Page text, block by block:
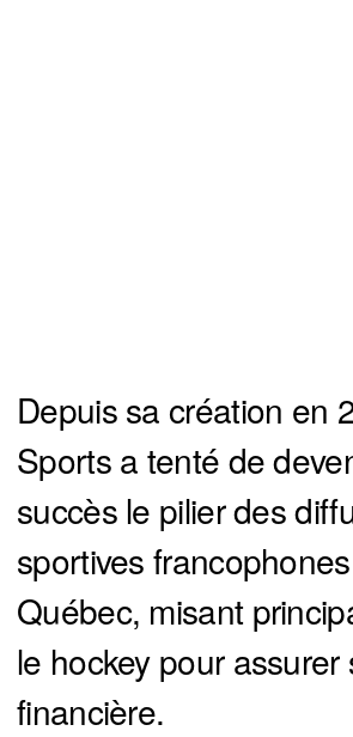
Depuis sa création en
Sports a tenté de
succès le pilier des
sportives
Québec, misant
le hockey pour assurer
financière.